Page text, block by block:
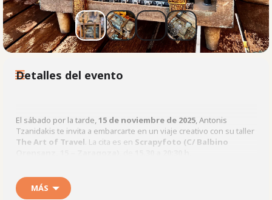
Detalles del evento
El sábado por la tarde,15 de noviembre de 2025, Antonis
Tzanidakis te invita a embarcarte en un viaje creativo con su taller
The Art of Travel. La cita es en Scrapyfoto (C/ Balbino
En este taller crearás una
MÁS